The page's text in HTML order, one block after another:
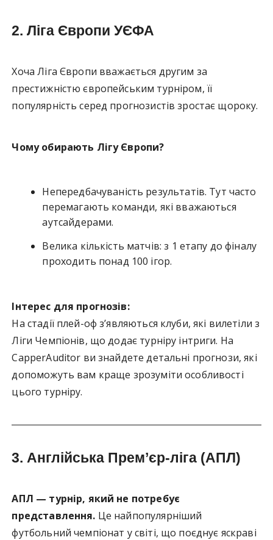
2.Ліга Європи УЄФА
Хоча Ліга Європи вважається другим за
престижністю європейським турніром, її
популярність серед прогнозистів зростає щороку.
Чому обирають Лігу Європи?
Непередбачуваність результатів. Тут часто
перемагають команди, які вважаються
аутсайдерами.
Велика кількість матчів: з 1 етапу до фіналу
проходить понад 100 ігор.
Інтерес для прогнозів:
На стадії плей-оф з’являються клуби, які вилетіли з
Ліги Чемпіонів, що додає турніру інтриги. На
CapperAuditor ви знайдете детальні прогнози, які
допоможуть вам краще зрозуміти особливості
цього турніру.
3. Англійська Прем’єр-ліга (АПЛ)
АПЛ — турнір, який не потребує
представлення. Це найпопулярніший
футбольний чемпіонат у світі, що поєднує яскраві